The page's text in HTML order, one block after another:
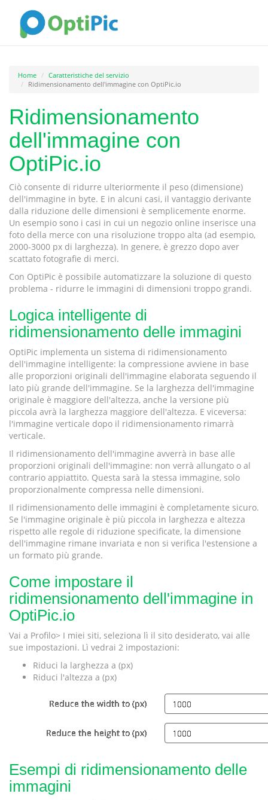
Home
Caratteristiche del servizio
Ridimensionamento dell'immagine con OptiPic.io
Ridimensionamento
dell'immagine con
OptiPic.io
Ciò consente di ridurre ulteriormente il peso (dimensione)
dell'immagine in byte. E in alcuni casi, il vantaggio derivante
dalla riduzione delle dimensioni è semplicemente enorme.
Un esempio sono i casi in cui un negozio online inserisce una
foto della merce con una risoluzione troppo alta (ad esempio,
2000-3000 px di larghezza). In genere, è grezzo dopo aver
scattato fotografie di merci.
Con OptiPic è possibile automatizzare la soluzione di questo
problema - ridurre le immagini di dimensioni troppo grandi.
Logica intelligente di
ridimensionamento delle immagini
OptiPic implementa un sistema di ridimensionamento
dell'immagine intelligente: la compressione avviene in base
alle proporzioni originali dell'immagine elaborata seguendo il
lato più grande dell'immagine. Se la larghezza dell'immagine
originale è maggiore dell'altezza, anche la versione più
piccola avrà la larghezza maggiore dell'altezza. E viceversa:
l'immagine verticale dopo il ridimensionamento rimarrà
verticale.
Il ridimensionamento dell'immagine avverrà in base alle
proporzioni originali dell'immagine: non verrà allungato o al
contrario appiattito. Questa sarà la stessa immagine, solo
proporzionalmente compressa nelle dimensioni.
Il ridimensionamento delle immagini è completamente sicuro.
Se l'immagine originale è più piccola in larghezza e altezza
rispetto alle regole di riduzione specificate, la dimensione
dell'immagine rimane invariata e non si verifica l'estensione a
un formato più grande.
Come impostare il
ridimensionamento dell'immagine in
OptiPic.io
Vai a Profilo> I miei siti, seleziona lì il sito desiderato, vai alle
sue impostazioni. Lì vedrai 2 impostazioni:
Riduci la larghezza a (px)
Riduci l'altezza a (px)
Esempi di ridimensionamento delle
immagini